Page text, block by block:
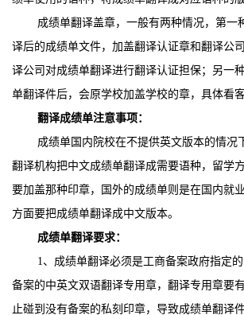
成绩单翻译盖章，一般有两种情况，第一
译后的成绩单文件，加盖翻译认证章和翻译公
译公司对成绩单翻译进行翻译认证担保；另一
单翻译件后，会原学校加盖学校的章，具体看
翻译成绩单注意事项：
成绩单国内院校在不提供英文版本的情况
翻译机构把中文成绩单翻译成需要语种，留学
要加盖那种印章，国外的成绩单则是在国内就
方面要把成绩单翻译成中文版本。
成绩单翻译要求：
1、成绩单翻译必须是工商备案政府指定
备案的中英文双语翻译专用章，翻译专用章要
止碰到没有备案的私刻印章，导致成绩单翻译件